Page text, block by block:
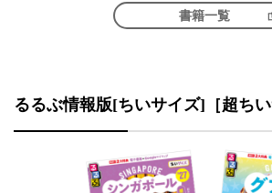
書籍一覧
るるぶ情報版[ちいサイズ]［超ちい